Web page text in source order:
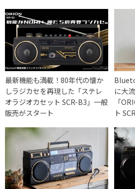
最新機能も満載！80年代の懐か
しラジカセを再現した「ステレ
オラジオカセット SCR-B3」一般
販売がスタート
に大
「
ト